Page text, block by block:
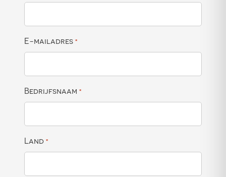
E-mailadres *
Bedrijfsnaam *
Land *